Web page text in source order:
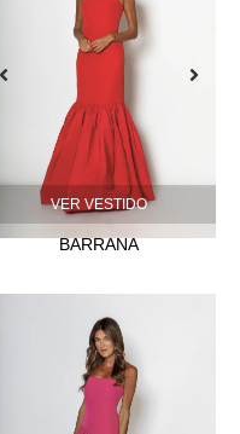
VER VESTIDO
BARRAÑA